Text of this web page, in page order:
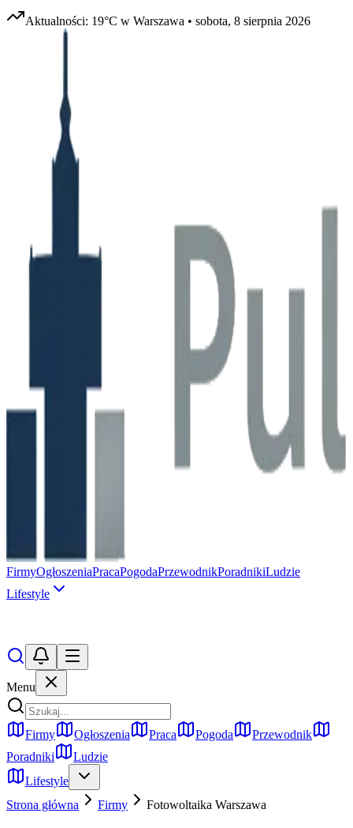
Aktualności: 19°C w Warszawa • sobota, 8 sierpnia 2026
FirmyOgłoszeniaPracaPogodaPrzewodnikPoradnikiLudzie
Lifestyle
Menu
Firmy Ogłoszenia Praca Pogoda
Przewodnik
Poradniki
Ludzie
Lifestyle
Strona główna
Firmy Fotowoltaika Warszawa